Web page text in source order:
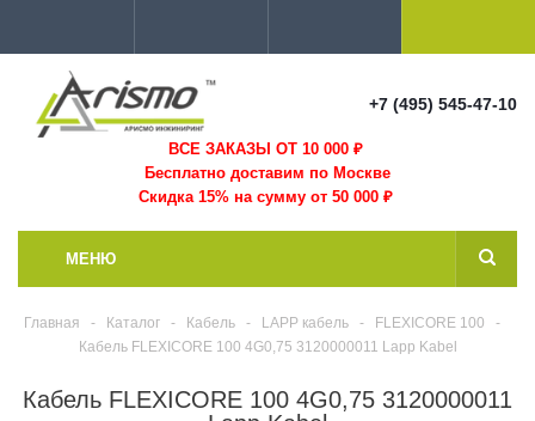
+7 (495) 545-47-10
ВСЕ ЗАКАЗЫ ОТ 10 000₽
Бесплатно доставим по Москве
Скидка 15% на сумму от 50 000 ₽
МЕНЮ
Главная - Каталог - Кабель - LAPP кабель - FLEXICORE 100
-
Кабель FLEXICORE 100 4G0,75 3120000011 Lapp Kabel
Кабель FLEXICORE 100 4G0,75 3120000011